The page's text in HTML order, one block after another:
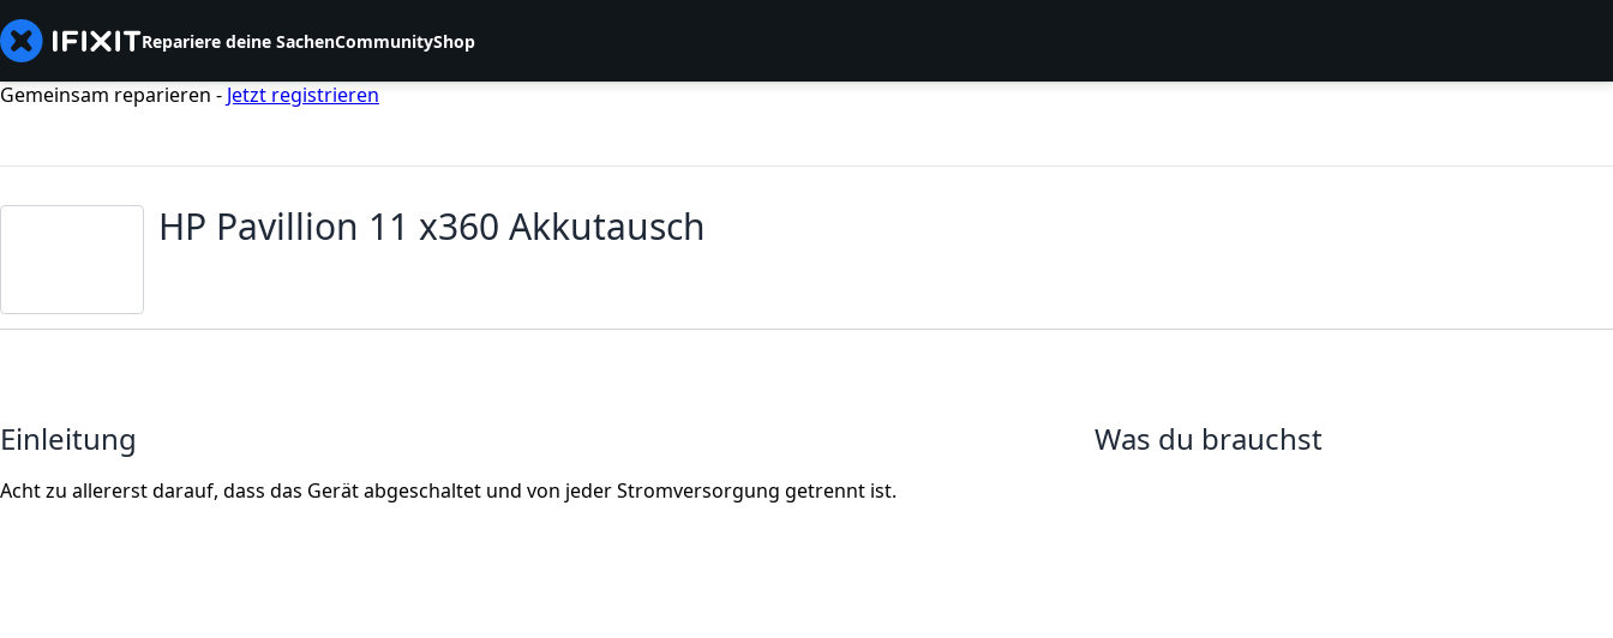
Repariere deine SachenCommunityShop
Gemeinsam reparieren - Jetzt registrieren
HP Pavillion 11 x360 Akkutausch
Einleitung
Acht zu allererst darauf, dass das Gerät abgeschaltet und von jeder Stromversorgung getrennt ist.
Was du brauchst